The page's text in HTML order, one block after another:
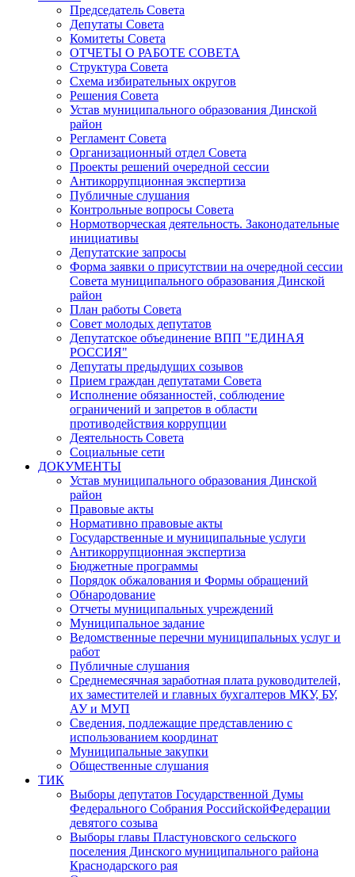
Председатель Совета
Депутаты Совета
Комитеты Совета
ОТЧЕТЫ О РАБОТЕ СОВЕТА
Структура Совета
Схема избирательных округов
Решения Совета
Устав муниципального образования Динской
район
Регламент Совета
Организационный отдел Совета
Проекты решений очередной сессии
Антикоррупционная экспертиза
Публичные слушания
Контрольные вопросы Совета
Нормотворческая деятельность. Законодательные
инициативы
Депутатские запросы
Форма заявки о присутствии на очередной сессии
Совета муниципального образования Динской
район
План работы Совета
Совет молодых депутатов
Депутатское объединение ВПП "ЕДИНАЯ
РОССИЯ"
Депутаты предыдущих созывов
Прием граждан депутатами Совета
Исполнение обязанностей, соблюдение
ограничений и запретов в области
противодействия коррупции
Деятельность Совета
Социальные сети
ДОКУМЕНТЫ
Устав муниципального образования Динской
район
Правовые акты
Нормативно правовые акты
Государственные и муниципальные услуги
Антикоррупционная экспертиза
Бюджетные программы
Порядок обжалования и Формы обращений
Обнародование
Отчеты муниципальных учреждений
Муниципальное задание
Ведомственные перечни муниципальных услуг и
работ
Публичные слушания
Среднемесячная заработная плата руководителей,
их заместителей и главных бухгалтеров МКУ, БУ,
АУ и МУП
Сведения, подлежащие представлению с
использованием координат
Муниципальные закупки
Общественные слушания
ТИК
Выборы депутатов Государственной Думы
Федерального Собрания РоссийскойФедерации
девятого созыва
Выборы главы Пластуновского сельского
поселения Динского муниципального района
Краснодарского рая